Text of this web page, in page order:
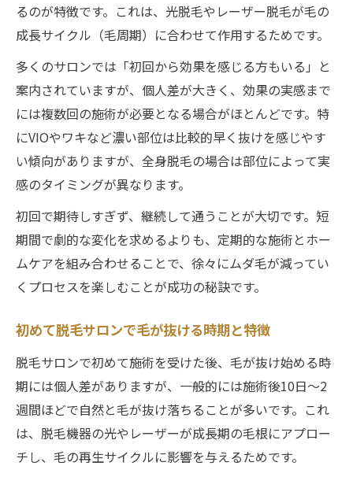
るのが特徴です。これは、光脱毛やレーザー脱毛が毛の
成長サイクル（毛周期）に合わせて作用するためです。
多くのサロンでは「初回から効果を感じる方もいる」と
案内されていますが、個人差が大きく、効果の実感まで
には複数回の施術が必要となる場合がほとんどです。特
にVIOやワキなど濃い部位は比較的早く抜けを感じやす
い傾向がありますが、全身脱毛の場合は部位によって実
感のタイミングが異なります。
初回で期待しすぎず、継続して通うことが大切です。短
期間で劇的な変化を求めるよりも、定期的な施術とホー
ムケアを組み合わせることで、徐々にムダ毛が減ってい
くプロセスを楽しむことが成功の秘訣です。
初めて脱毛サロンで毛が抜ける時期と特徴
脱毛サロンで初めて施術を受けた後、毛が抜け始める時
期には個人差がありますが、一般的には施術後10日〜2
週間ほどで自然と毛が抜け落ちることが多いです。これ
は、脱毛機器の光やレーザーが成長期の毛根にアプロー
チし、毛の再生サイクルに影響を与えるためです。